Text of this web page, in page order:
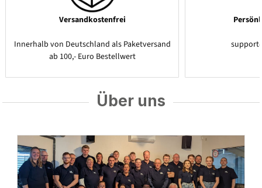
Versandkostenfrei
Innerhalb von Deutschland als Paketversand
ab 100,- Euro Bestellwert
Über uns